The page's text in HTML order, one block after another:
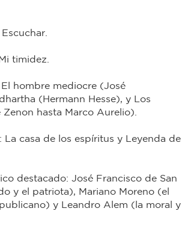
timidez.
hombre mediocre (José
(Hermann Hesse), y Los
hasta Marco Aurelio).
La casa de los espíritus y Leyenda de
destacado: José Francisco de San
y el patriota), Mariano Moreno (el
y Leandro Alem (la moral y